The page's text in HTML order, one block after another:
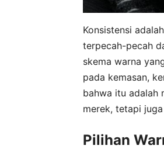
Konsistensi
terpecah-pecah
skema warna
pada kemasan,
bahwa itu adalah
merek, tetapi
Pilihan